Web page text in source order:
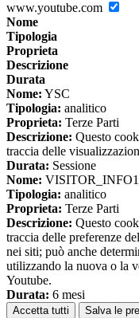
www.youtube.com
Nome
Tipologia
Proprieta
Descrizione
Durata
Nome: YSC
Tipologia: analitico
Proprieta: Terze Parti
Descrizione: Questo
traccia delle
Durata: Sessione
Nome:
Tipologia: analitico
Proprieta: Terze Parti
Descrizione: Questo
traccia delle preferenze
nei siti; può anche
utilizzando la nuova o la
Youtube.
Durata: 6 mesi
Accetta tutti Salva le